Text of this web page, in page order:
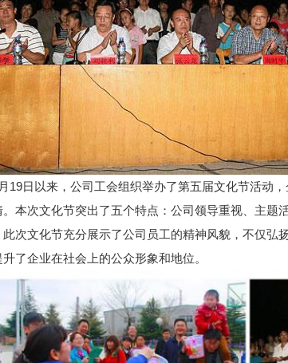
19日以来，公司工会组织举办了第五届文化节活动
。本次文化节突出了五个特点：公司领导重视、主题
此次文化节充分展示了公司员工的精神风貌，不仅弘
升了企业在社会上的公众形象和地位。